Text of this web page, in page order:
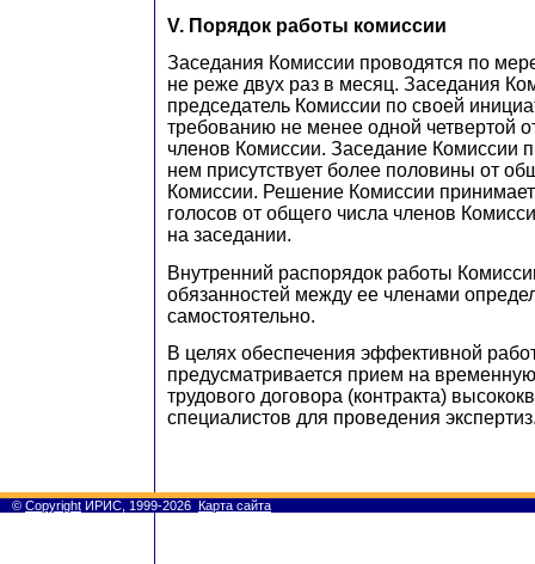
V. Порядок работы комиссии
Заседания Комиссии проводятся по
не реже двух раз в месяц. Заседания
председатель Комиссии по своей
требованию не менее одной четвертой
членов Комиссии. Заседание Комиссии
нем присутствует более половины от
Комиссии. Решение Комиссии
голосов от общего числа членов
на заседании.
Внутренний распорядок работы
обязанностей между ее членами
самостоятельно.
В целях обеспечения эффективной
предусматривается прием на
трудового договора (контракта)
специалистов для проведения
© Copyright ИРИС, 1999-2026 Карта сайта